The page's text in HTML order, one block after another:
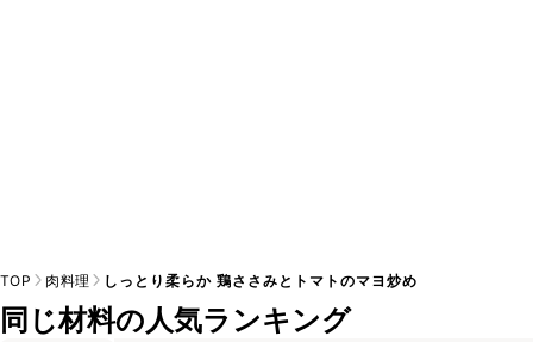
TOP 肉料理 しっとり柔らか 鶏ささみとトマトのマヨ炒め
同じ材料の人気ランキング